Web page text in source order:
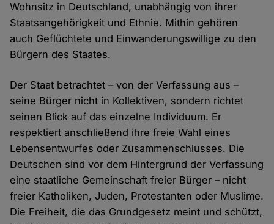
Wohnsitz in Deutschland, unabhängig von ihrer
Staatsangehörigkeit und Ethnie. Mithin gehören
auch Geflüchtete und Einwanderungswillige zu den
Bürgern des Staates.
Der Staat betrachtet – von der Verfassung aus –
seine Bürger nicht in Kollektiven, sondern richtet
seinen Blick auf das einzelne Individuum. Er
respektiert anschließend ihre freie Wahl eines
Lebensentwurfes oder Zusammenschlusses. Die
Deutschen sind vor dem Hintergrund der Verfassung
eine staatliche Gemeinschaft freier Bürger – nicht
freier Katholiken, Juden, Protestanten oder Muslime.
Die Freiheit, die das Grundgesetz meint und schützt,